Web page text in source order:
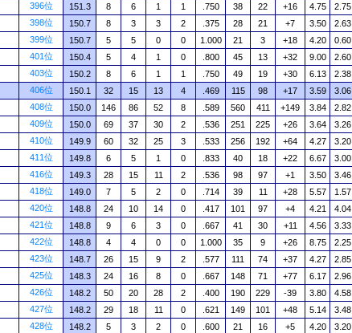
396位 151.3 8 6 1 1 .750 38 22 +16 4.75 2.75
398位 150.7 8 3 3 2 .375 28 21 +7 3.50 2.63
399位 150.7 5 5 0 0 1.000 21 3 +18 4.20 0.60
401位 150.4 5 4 1 0 .800 45 13 +32 9.00 2.60
403位 150.2 8 6 1 1 .750 49 19 +30 6.13 2.38
406位 150.1 32 15 13 4 .469 115 98 +17 3.59 3.06
408位 150.0 146 86 52 8 .589 560 411 +149 3.84 2.82
409位 150.0 69 37 30 2 .536 251 225 +26 3.64 3.26
410位 149.9 60 32 25 3 .533 256 192 +64 4.27 3.20
411位 149.8 6 5 1 0 .833 40 18 +22 6.67 3.00
416位 149.3 28 15 11 2 .536 98 97 +1 3.50 3.46
418位 149.0 7 5 2 0 .714 39 11 +28 5.57 1.57
420位 148.8 24 10 14 0 .417 101 97 +4 4.21 4.04
421位 148.8 9 6 3 0 .667 41 30 +11 4.56 3.33
422位 148.8 4 4 0 0 1.000 35 9 +26 8.75 2.25
423位 148.7 26 15 9 2 .577 111 74 +37 4.27 2.85
425位 148.3 24 16 8 0 .667 148 71 +77 6.17 2.96
426位 148.2 50 20 28 2 .400 190 229 -39 3.80 4.58
427位 148.2 29 18 11 0 .621 149 101 +48 5.14 3.48
428位 148.2 5 3 2 0 .600 21 16 +5 4.20 3.20